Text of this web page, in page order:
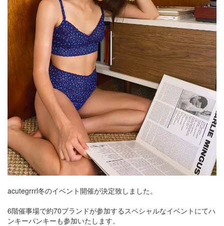
acutegrrrl冬のイベント開催が決定致しました。
6階催事場で約70ブランドが参加するスペシャルなイベントにてハ
ンキーパンキーも参加いたします。